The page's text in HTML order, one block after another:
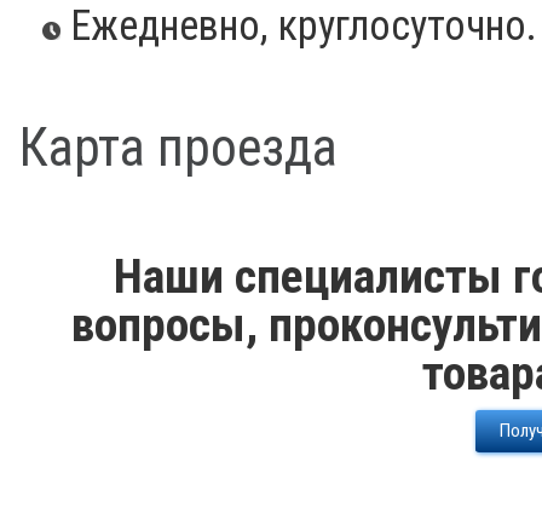
Ежедневно, круглосуточно.
Карта проезда
Наши специалисты
вопросы,